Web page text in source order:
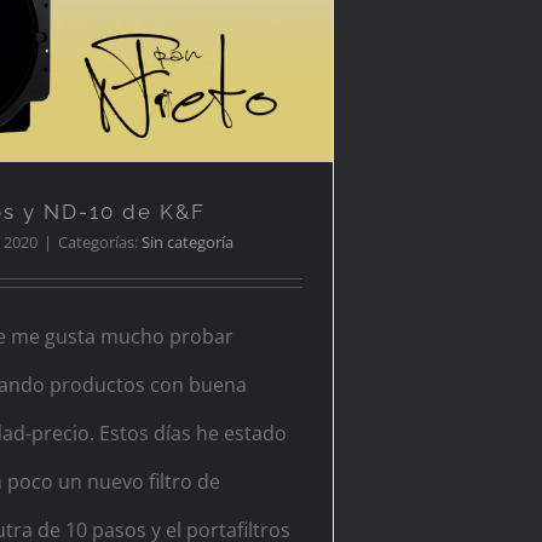
y ND-10 de K&F
y ND-10 de K&F
| Categorías:Sin categoría
me gusta mucho probar
productos con buena
precio. Estos días he estado
un nuevo filtro de
de 10 pasos y el portafiltros